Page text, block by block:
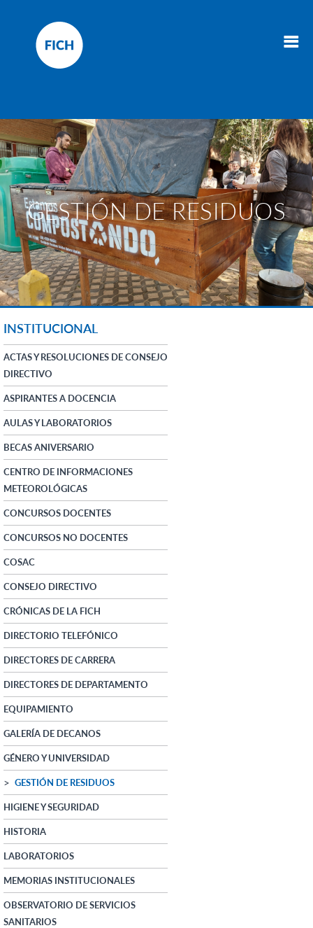
GESTIÓN DE RESIDUOS
INSTITUCIONAL
ACTAS Y RESOLUCIONES DE CONSEJO
DIRECTIVO
ASPIRANTES A DOCENCIA
AULAS Y LABORATORIOS
BECAS ANIVERSARIO
CENTRO DE INFORMACIONES
METEOROLÓGICAS
CONCURSOS DOCENTES
CONCURSOS NO DOCENTES
COSAC
CONSEJO DIRECTIVO
CRÓNICAS DE LA FICH
DIRECTORIO TELEFÓNICO
DIRECTORES DE CARRERA
DIRECTORES DE DEPARTAMENTO
EQUIPAMIENTO
GALERÍA DE DECANOS
GÉNERO Y UNIVERSIDAD
GESTIÓN DE RESIDUOS
HIGIENE Y SEGURIDAD
HISTORIA
LABORATORIOS
MEMORIAS INSTITUCIONALES
OBSERVATORIO DE SERVICIOS
SANITARIOS